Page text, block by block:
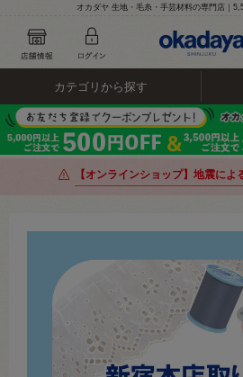
オカダヤ 生地・毛糸・手芸材料の専門店｜
カテゴリから探す
【オンラインショップ】地震によ